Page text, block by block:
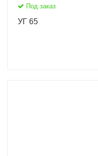
Под заказ
УГ 65